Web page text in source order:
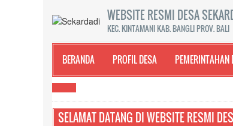
WEBSITE RESMI DESA
KEC. KINTAMANI KAB. BANGLI PROV. BALI
BERANDA PROFIL DESA PEMERINTAHAN
SELAMAT DATANG DI WEBSITE RESMI